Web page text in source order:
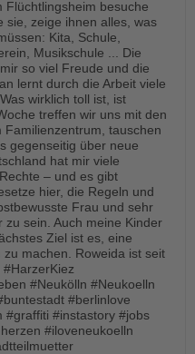
Flüchtlingsheim besuche
sie, zeige ihnen alles, was
Kita, Schule,
Musikschule ... Die
so viel Freude und die
lernt durch die Arbeit viele
wirklich toll ist, ist
treffen wir uns mit den
tauschen
gegenseitig über neue
hat mir viele
– und es gibt
hier, die Regeln und
Frau und sehr
sein. Auch meine Kinder
Ziel ist es, eine
machen. Roweida ist seit
#Neukölln #Neukoelln
#berlinlove
#graffiti #instastory #jobs
#iloveneukoelln